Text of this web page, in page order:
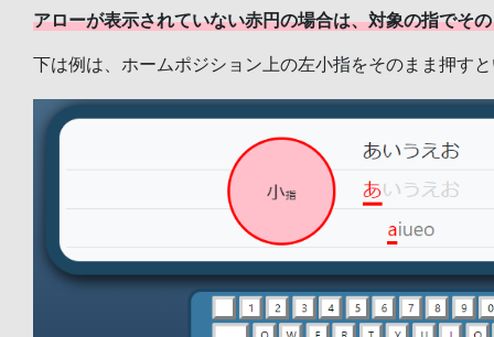
アローが表示されていない赤円の場合は、対象の指でそ
下は例は、ホームポジション上の左小指をそのまま押す